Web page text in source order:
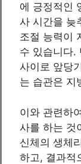
에 긍정적인
사 시간을 늦
조절 능력이
수 있습니다.
사이로 앞당
는 습관은 지
이와 관련하
사를 하는 것
신체의 생체
하고, 결과적